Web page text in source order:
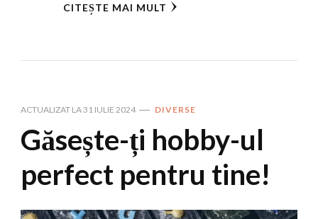
CITEȘTE MAI MULT
ACTUALIZAT LA31 IULIE 2024 DIVERSE
Găsește-ți hobby-ul
perfect pentru tine!